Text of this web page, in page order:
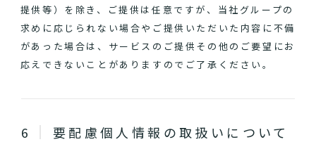
提供等）を除き、ご提供は任意ですが、当社グループの
求めに応じられない場合やご提供いただいた内容に不備
があった場合は、サービスのご提供その他のご要望にお
応えできないことがありますのでご了承ください。
要配慮個人情報の取扱いについて